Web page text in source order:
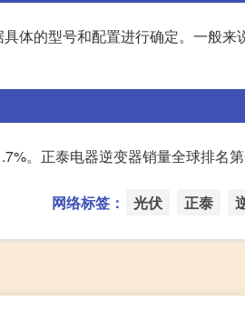
体的型号和配置进行确定。一般
。正泰电器逆变器销量全球排名
网络标签： 光伏 正泰